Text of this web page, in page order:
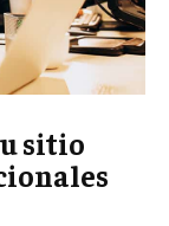
sitio